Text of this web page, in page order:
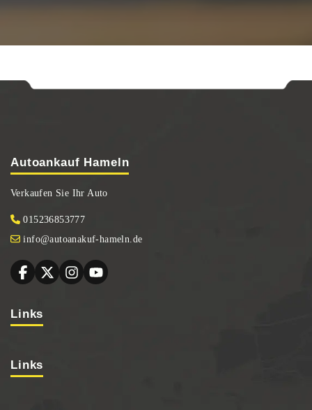
Autoankauf Hameln
Verkaufen Sie Ihr Auto
015236853777
info@autoanakuf-hameln.de
Links
Links